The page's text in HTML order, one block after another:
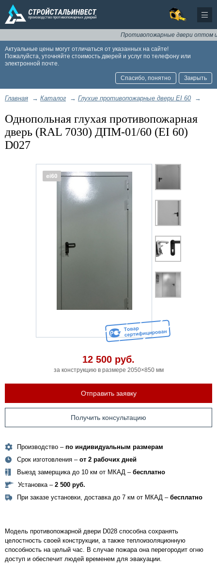
Противопожарные двери оптом и в
Актуальные цены могут отличаться от указанных на сайте!
Пожалуйста, уточняйте стоимость дверей и услуг по телефону или
электронной почте.
Спасибо, понятно Закрыть
Главная → Каталог → Глухие противопожарные двери EI 60 →
Однопольная глухая противопожарная
дверь (RAL 7030) ДПМ-01/60 (EI 60)
D027
12 500 руб.
за конструкцию в размере 2050×850 мм
Отправить заявку
Получить консультацию
Производство – по индивидуальным размерам
Срок изготовления – от 2 рабочих дней
Выезд замерщика до 10 км от МКАД – бесплатно
Установка – 2 500 руб.
При заказе установки, доставка до 7 км от МКАД – бесплатно
Модель противопожарной двери D028 способна сохранять
целостность своей конструкции, а также теплоизоляционную
способность на целый час. В случае пожара она перегородит огню
доступ и обеспечит людей временем для эвакуации.